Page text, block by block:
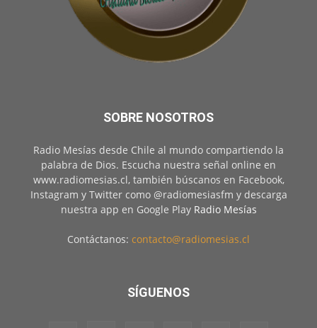
SOBRE NOSOTROS
Radio Mesías desde Chile al mundo compartiendo la
palabra de Dios. Escucha nuestra señal online en
www.radiomesias.cl, también búscanos en Facebook,
Instagram y Twitter como @radiomesiasfm y descarga
nuestra app en Google Play Radio Mesías
Contáctanos: contacto@radiomesias.cl
SÍGUENOS